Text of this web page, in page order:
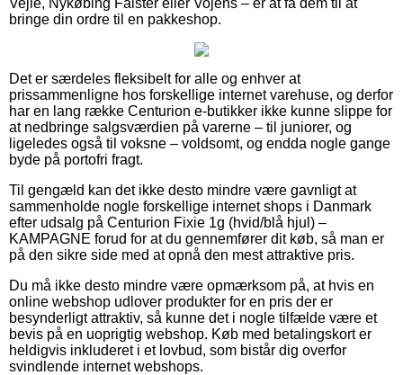
bringe din ordre til en pakkeshop.
Det er særdeles fleksibelt for alle og enhver at
prissammenligne hos forskellige internet varehuse, og derfor
har en lang række Centurion e-butikker ikke kunne slippe for
at nedbringe salgsværdien på varerne – til juniorer, og
ligeledes også til voksne – voldsomt, og endda nogle gange
byde på portofri fragt.
Til gengæld kan det ikke desto mindre være gavnligt at
sammenholde nogle forskellige internet shops i Danmark
efter udsalg på Centurion Fixie 1g (hvid/blå hjul) –
KAMPAGNE forud for at du gennemfører dit køb, så man er
på den sikre side med at opnå den mest attraktive pris.
Du må ikke desto mindre være opmærksom på, at hvis en
online webshop udlover produkter for en pris der er
besynderligt attraktiv, så kunne det i nogle tilfælde være et
bevis på en uoprigtig webshop. Køb med betalingskort er
heldigvis inkluderet i et lovbud, som bistår dig overfor
svindlende internet webshops.